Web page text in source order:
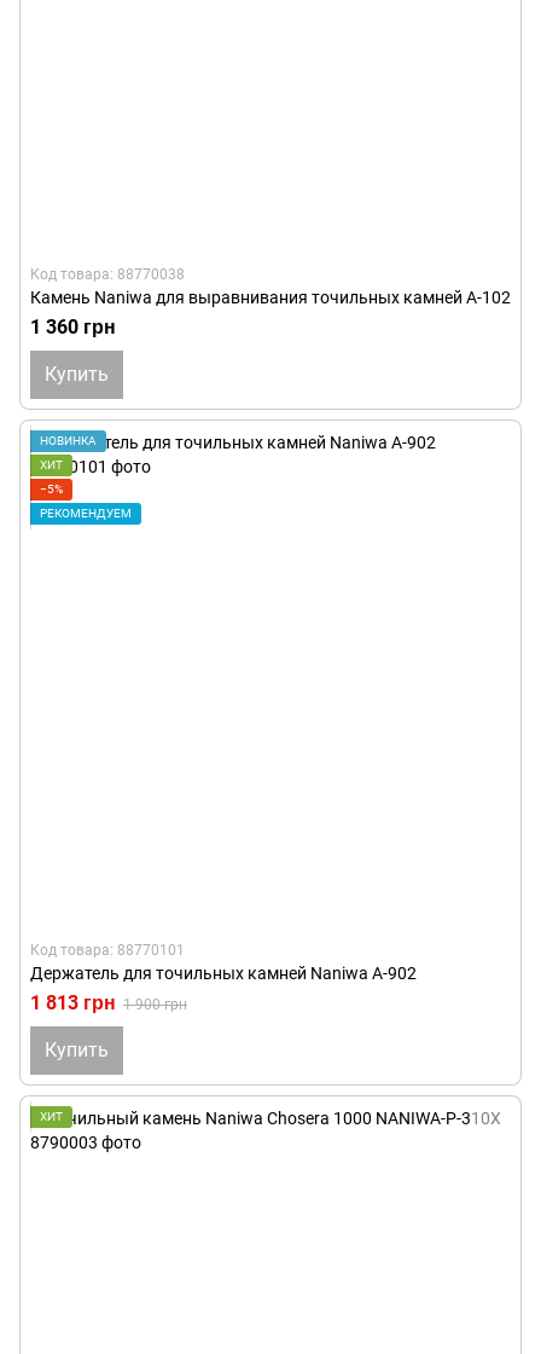
Код товара: 88770038
Камень Naniwa для выравнивания точильных камней A-102
1 360 грн
Купить
НОВИНКА
ХИТ
−5%
РЕКОМЕНДУЕМ
Код товара: 88770101
Держатель для точильных камней Naniwa A-902
1 813 грн 1 900 грн
Купить
ХИТ